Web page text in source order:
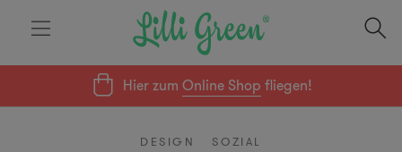
Hier zumOnline Shop fliegen!
DESIGN SOZIAL